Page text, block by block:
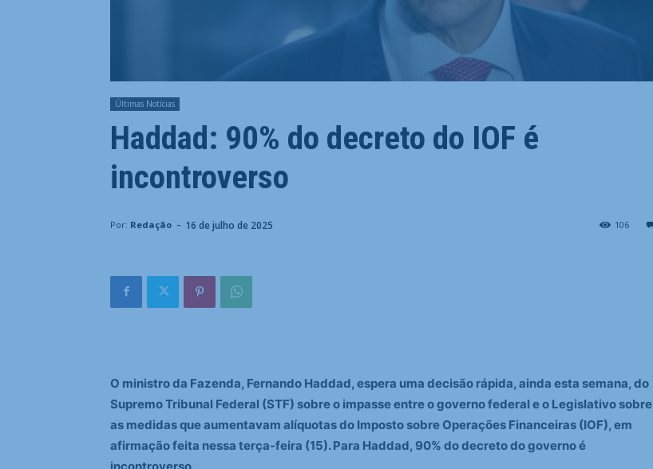
Últimas Notícias
Haddad: 90% do decreto do IOF é
incontroverso
Por: Redação - 16 de julho de 2025 106
O ministro da Fazenda, Fernando Haddad, espera uma decisão rápida, ainda esta semana, do
Supremo Tribunal Federal (STF) sobre o impasse entre o governo federal e o Legislativo sobre
as medidas que aumentavam alíquotas do Imposto sobre Operações Financeiras (IOF), em
afirmação feita nessa terça-feira (15). Para Haddad, 90% do decreto do governo é
incontroverso.